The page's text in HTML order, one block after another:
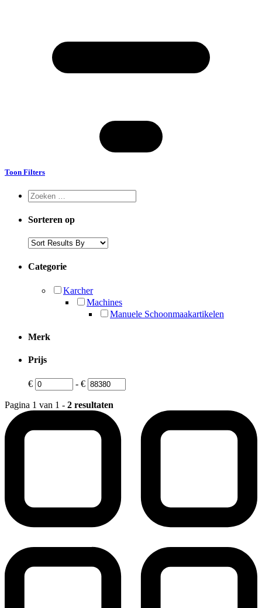
Toon Filters
Sorteren op
Categorie
Karcher
Machines
Manuele Schoonmaakartikelen
Merk
Prijs
€ - €
Pagina 1 van 1 - 2 resultaten